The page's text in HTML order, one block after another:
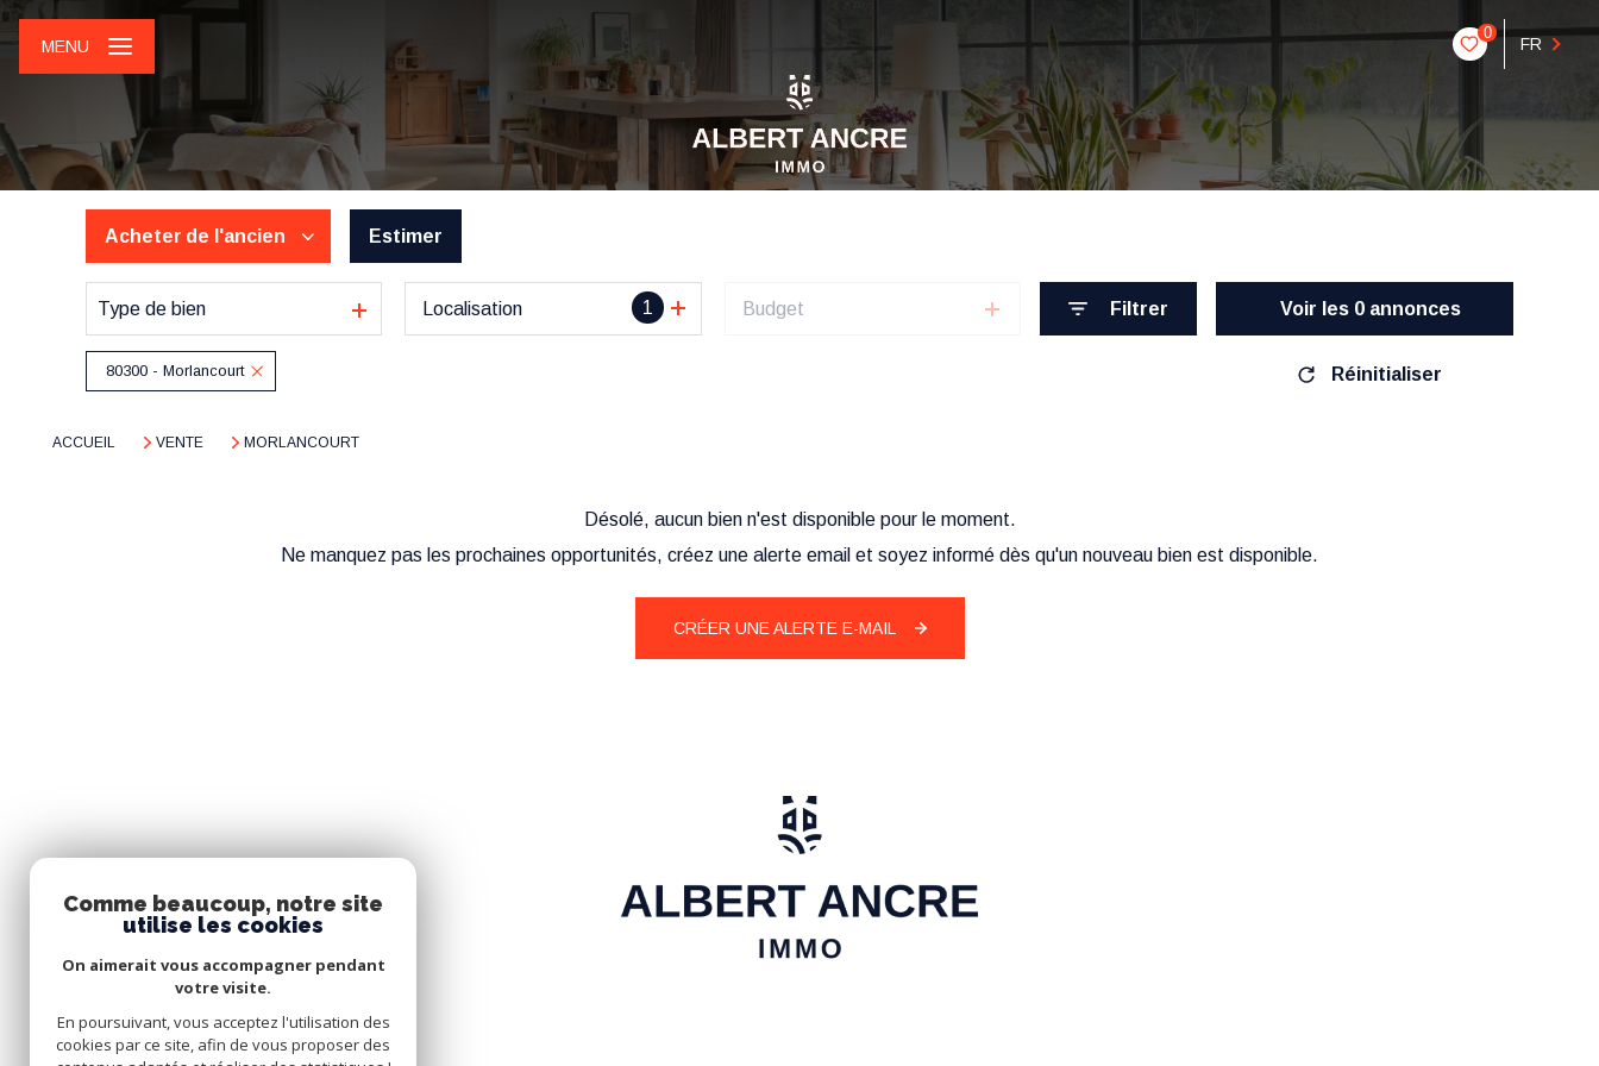
0
FR
MENU
Acheter de l'ancien
De l'ancien
Estimer
Type de bien 1
Localisation Budget Filtrer Voir les 0 annonces
80300 - Morlancourt Réinitialiser
ACCUEIL VENTE MORLANCOURT
Désolé, aucun bien n'est disponible pour le moment.
Ne manquez pas les prochaines opportunités, créez une alerte email et soyez informé dès qu'un nouveau bien est disponible.
CRÉER UNE ALERTE E-MAIL
Comme beaucoup, notre site
utilise les cookies
On aimerait vous accompagner pendant
votre visite.
En poursuivant, vous acceptez l'utilisation des
cookies par ce site, afin de vous proposer des